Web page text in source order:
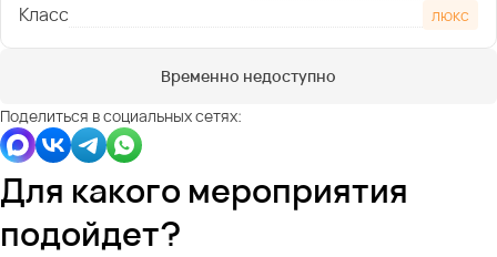
Класс
люкс
Временно недоступно
Поделиться в социальных сетях:
Для какого мероприятия
подойдет?